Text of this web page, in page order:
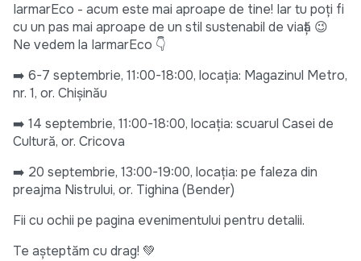
IarmarEco - acum este mai aproape de tine! Iar tu poți fi
cu un pas mai aproape de un stil sustenabil de viață 😉
Ne vedem la IarmarEco 👇
➡️ 6-7 septembrie, 11:00-18:00, locația: Magazinul Metro,
nr. 1, or. Chișinău
➡️ 14 septembrie, 11:00-18:00, locația: scuarul Casei de
Cultură, or. Cricova
➡️ 20 septembrie, 13:00-19:00, locația: pe faleza din
preajma Nistrului, or. Tighina (Bender)
Fii cu ochii pe pagina evenimentului pentru detalii.
Te așteptăm cu drag! 💚